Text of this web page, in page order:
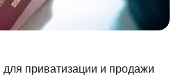
приватизации и продажи